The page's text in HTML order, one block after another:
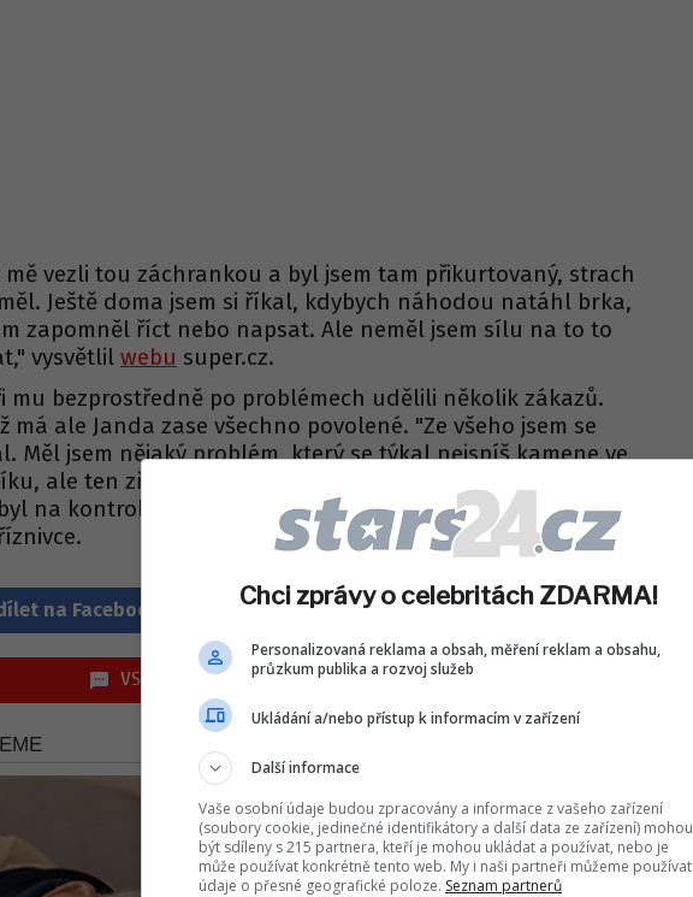
mě vezli tou záchrankou a byl jsem tam přikurtovaný, strach
Ještě doma jsem si říkal, kdybych náhodou natáhl brka,
zapomněl říct nebo napsat. Ale neměl jsem sílu na to to
," vysvětlil webu super.cz.
mu bezprostředně po problémech udělili několik zákazů.
má ale Janda zase všechno povolené. "Ze všeho jsem se
Měl jsem nějaký problém, který se týkal nejspíš kamene ve
ale ten zřejmě odešel sám, tak se mi hrozně ulevilo. Teď
na kontrole a jsem úplně v pořádku," uklidnil hudebník
na Facebook Sdílet na WhatsApp
VSTOUPIT DO DISKUZE (1 PŘÍSPĚVKŮ)
Chci zprávy o celebritách ZDARMA!
Personalizovaná reklama a obsah, měření reklam a obsahu,
průzkum publika a rozvoj služeb
Ukládání a/nebo přístup k informacím v zařízení
Další informace
Vaše osobní údaje budou zpracovány a informace z vašeho zařízení
(soubory cookie, jedinečné identifikátory a další data ze zařízení) mohou
být sdíleny s 215 partnera, kteří je mohou ukládat a používat, nebo je
může používat konkrétně tento web. My i naši partneři můžeme používat
údaje o přesné geografické poloze. Seznam partnerů